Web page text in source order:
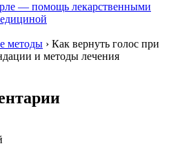
— помощь лекарственными
методы › Как вернуть голос при
и методы лечения